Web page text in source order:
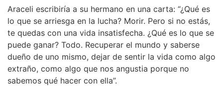
Araceli escribiría a su hermano en una carta: “¿Qué es
lo que se arriesga en la lucha? Morir. Pero si no estás,
te quedas con una vida insatisfecha. ¿Qué es lo que se
puede ganar? Todo. Recuperar el mundo y saberse
dueño de uno mismo, dejar de sentir la vida como algo
extraño, como algo que nos angustia porque no
sabemos qué hacer con ella”.